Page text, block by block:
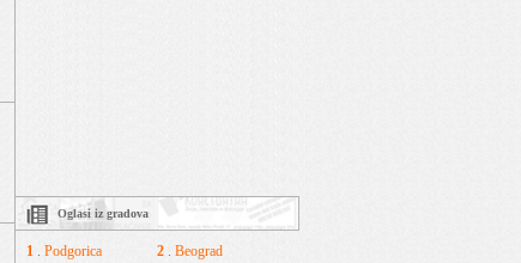
Oglasi iz gradova
1 . Podgorica 2 . Beograd